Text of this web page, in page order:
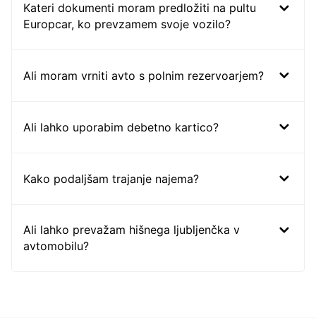
Kateri dokumenti moram predložiti na pultu
Europcar, ko prevzamem svoje vozilo?
Ali moram vrniti avto s polnim rezervoarjem?
Ali lahko uporabim debetno kartico?
Kako podaljšam trajanje najema?
Ali lahko prevažam hišnega ljubljenčka v
avtomobilu?